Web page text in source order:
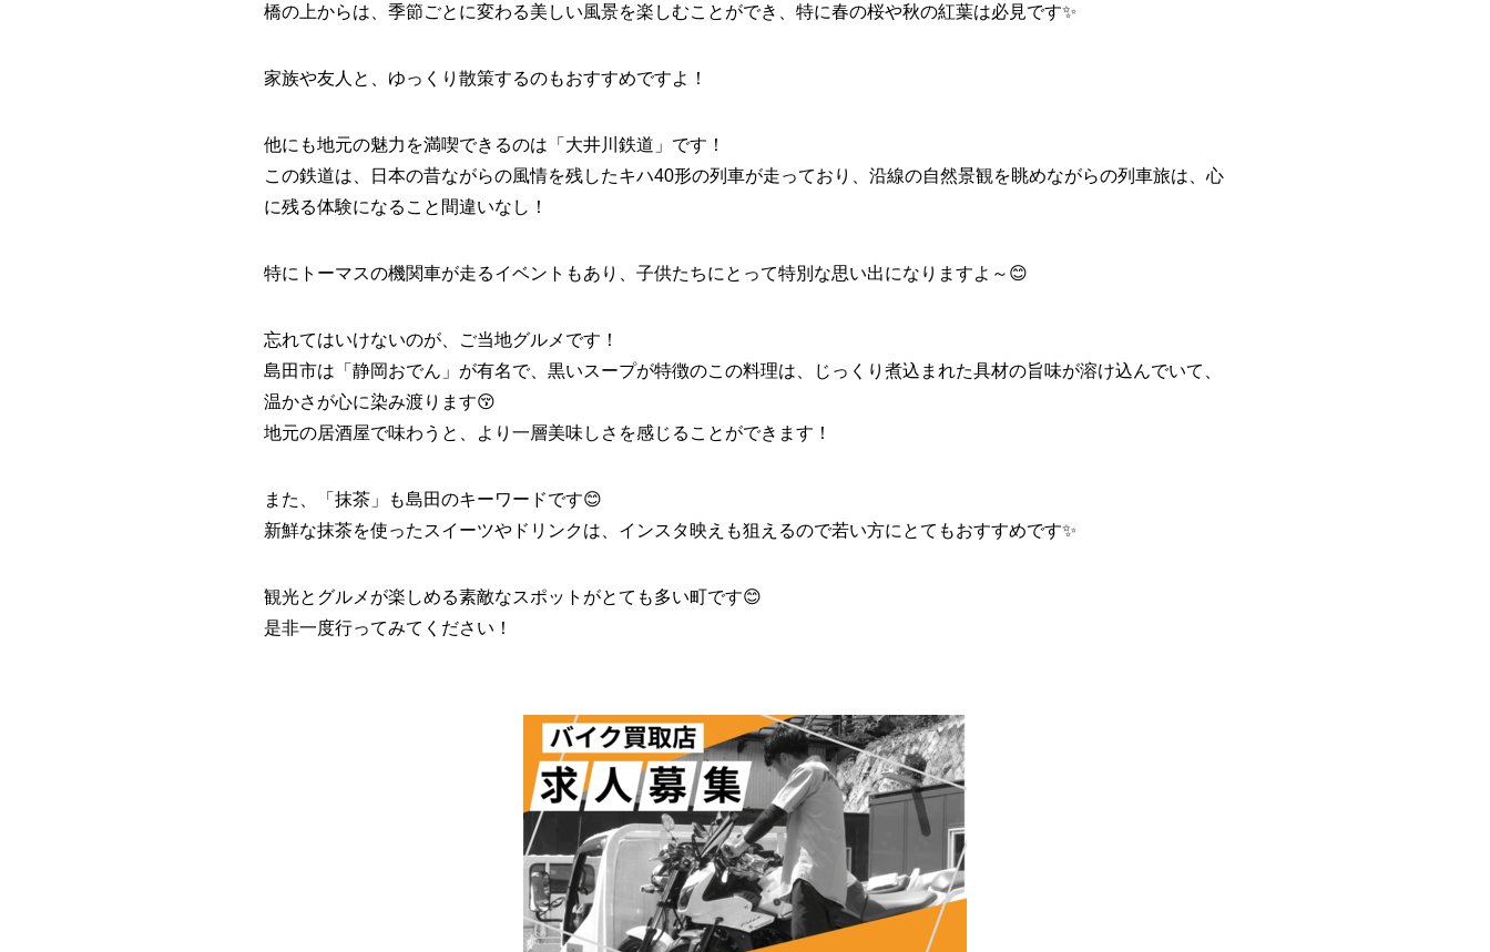
橋の上からは、季節ごとに変わる美しい風景を楽しむことができ、特に春の桜や秋の紅葉は必見です✨
家族や友人と、ゆっくり散策するのもおすすめですよ！
他にも地元の魅力を満喫できるのは「大井川鉄道」です！
この鉄道は、日本の昔ながらの風情を残したキハ40形の列車が走っており、沿線の自然景観を眺めながらの列車旅は、心
に残る体験になること間違いなし！
特にトーマスの機関車が走るイベントもあり、子供たちにとって特別な思い出になりますよ～😊
忘れてはいけないのが、ご当地グルメです！
島田市は「静岡おでん」が有名で、黒いスープが特徴のこの料理は、じっくり煮込まれた具材の旨味が溶け込んでいて、
温かさが心に染み渡ります😚
地元の居酒屋で味わうと、より一層美味しさを感じることができます！
また、「抹茶」も島田のキーワードです😊
新鮮な抹茶を使ったスイーツやドリンクは、インスタ映えも狙えるので若い方にとてもおすすめです✨
観光とグルメが楽しめる素敵なスポットがとても多い町です😊
是非一度行ってみてください！